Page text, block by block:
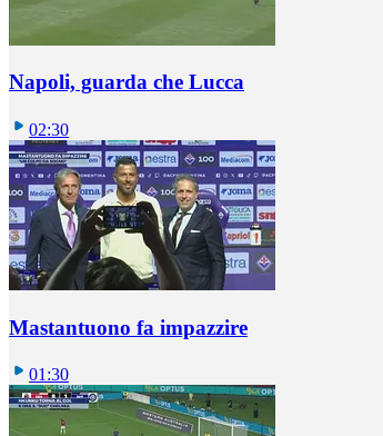
Napoli, guarda che Lucca
02:30
Mastantuono fa impazzire
01:30